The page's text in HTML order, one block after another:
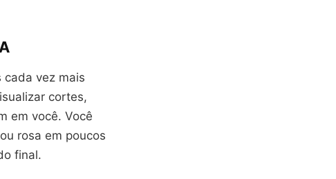
cada vez mais
cortes,
em você. Você
rosa em poucos
final.